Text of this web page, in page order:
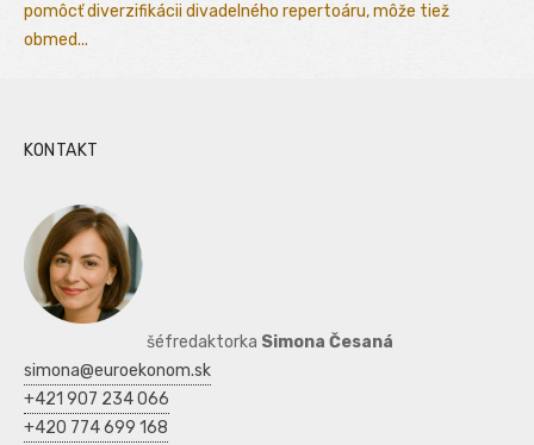
pomôcť diverzifikácii divadelného repertoáru, môže tiež
obmed...
KONTAKT
šéfredaktorka Simona Česaná
simona@euroekonom.sk
+421 907 234 066
+420 774 699 168